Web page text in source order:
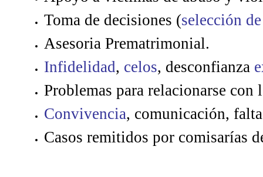
Toma de decisiones (selección
Asesoria Prematrimonial.
Infidelidad, celos, desconfianza
Problemas para relacionarse con
Convivencia, comunicación,
Casos remitidos por comisarías